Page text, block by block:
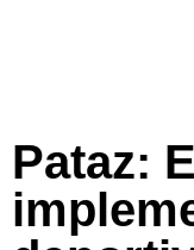
Pataz: